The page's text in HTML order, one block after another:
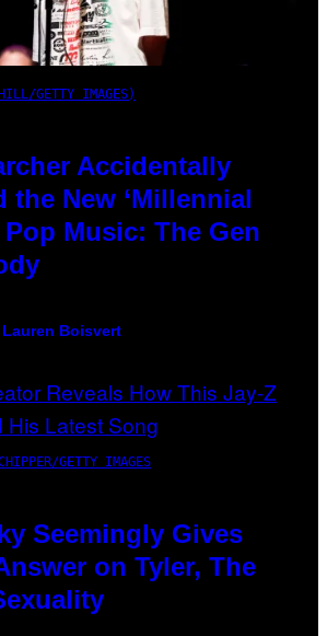
GETTY IMAGES)
Accidentally
the New ‘Millennial
Pop Music: The Gen
Lauren Boisvert
GETTY IMAGES
Seemingly Gives
on Tyler, The